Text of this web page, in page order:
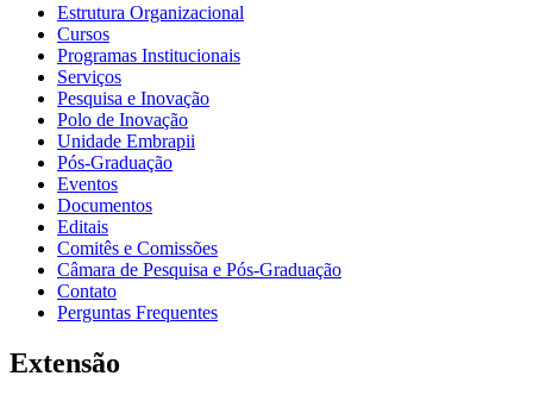
Estrutura Organizacional
Cursos
Programas Institucionais
Serviços
Pesquisa e Inovação
Polo de Inovação
Unidade Embrapii
Pós-Graduação
Eventos
Documentos
Editais
Comitês e Comissões
Câmara de Pesquisa e Pós-Graduação
Contato
Perguntas Frequentes
Extensão